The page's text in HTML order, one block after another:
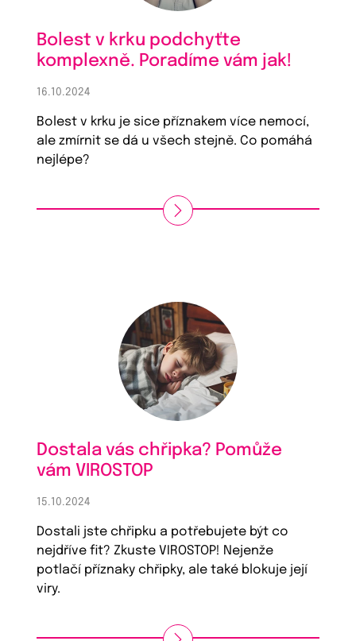
Bolest v krku podchyťte
komplexně. Poradíme vám jak!
16.10.2024
Bolest v krku je sice příznakem více nemocí,
ale zmírnit se dá u všech stejně. Co pomáhá
nejlépe?
Dostala vás chřipka? Pomůže
vám VIROSTOP
15.10.2024
Dostali jste chřipku a potřebujete být co
nejdříve fit? Zkuste VIROSTOP! Nejenže
potlačí příznaky chřipky, ale také blokuje její
viry.